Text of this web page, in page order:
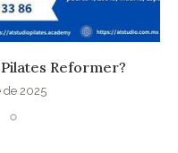
Reformer?
de 2025